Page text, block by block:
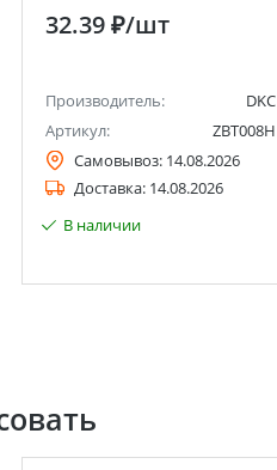
32.39 ₽/шт
Производитель:
DKC
Артикул:
ZBT008H
Самовывоз: 14.08.2026
Доставка: 14.08.2026
В наличии